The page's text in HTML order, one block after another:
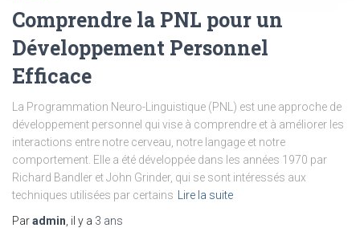
Comprendre la PNL pour un
Développement Personnel
Efficace
La Programmation Neuro-Linguistique (PNL) est une approche de
développement personnel qui vise à comprendre et à améliorer les
interactions entre notre cerveau, notre langage et notre
comportement. Elle a été développée dans les années 1970 par
Richard Bandler et John Grinder, qui se sont intéressés aux
techniques utilisées par certains
Lire la suite
Paradmin , il y a 3 ans